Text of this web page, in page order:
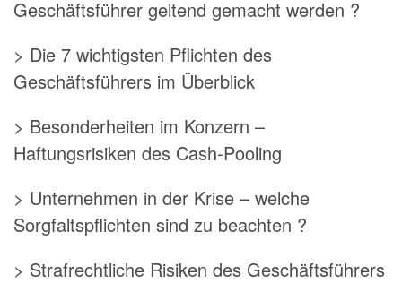
Geschäftsführer geltend gemacht werden ?
> Die 7 wichtigsten Pflichten des
Geschäftsführers im Überblick
> Besonderheiten im Konzern –
Haftungsrisiken des Cash-Pooling
> Unternehmen in der Krise – welche
Sorgfaltspflichten sind zu beachten ?
> Strafrechtliche Risiken des Geschäftsführers